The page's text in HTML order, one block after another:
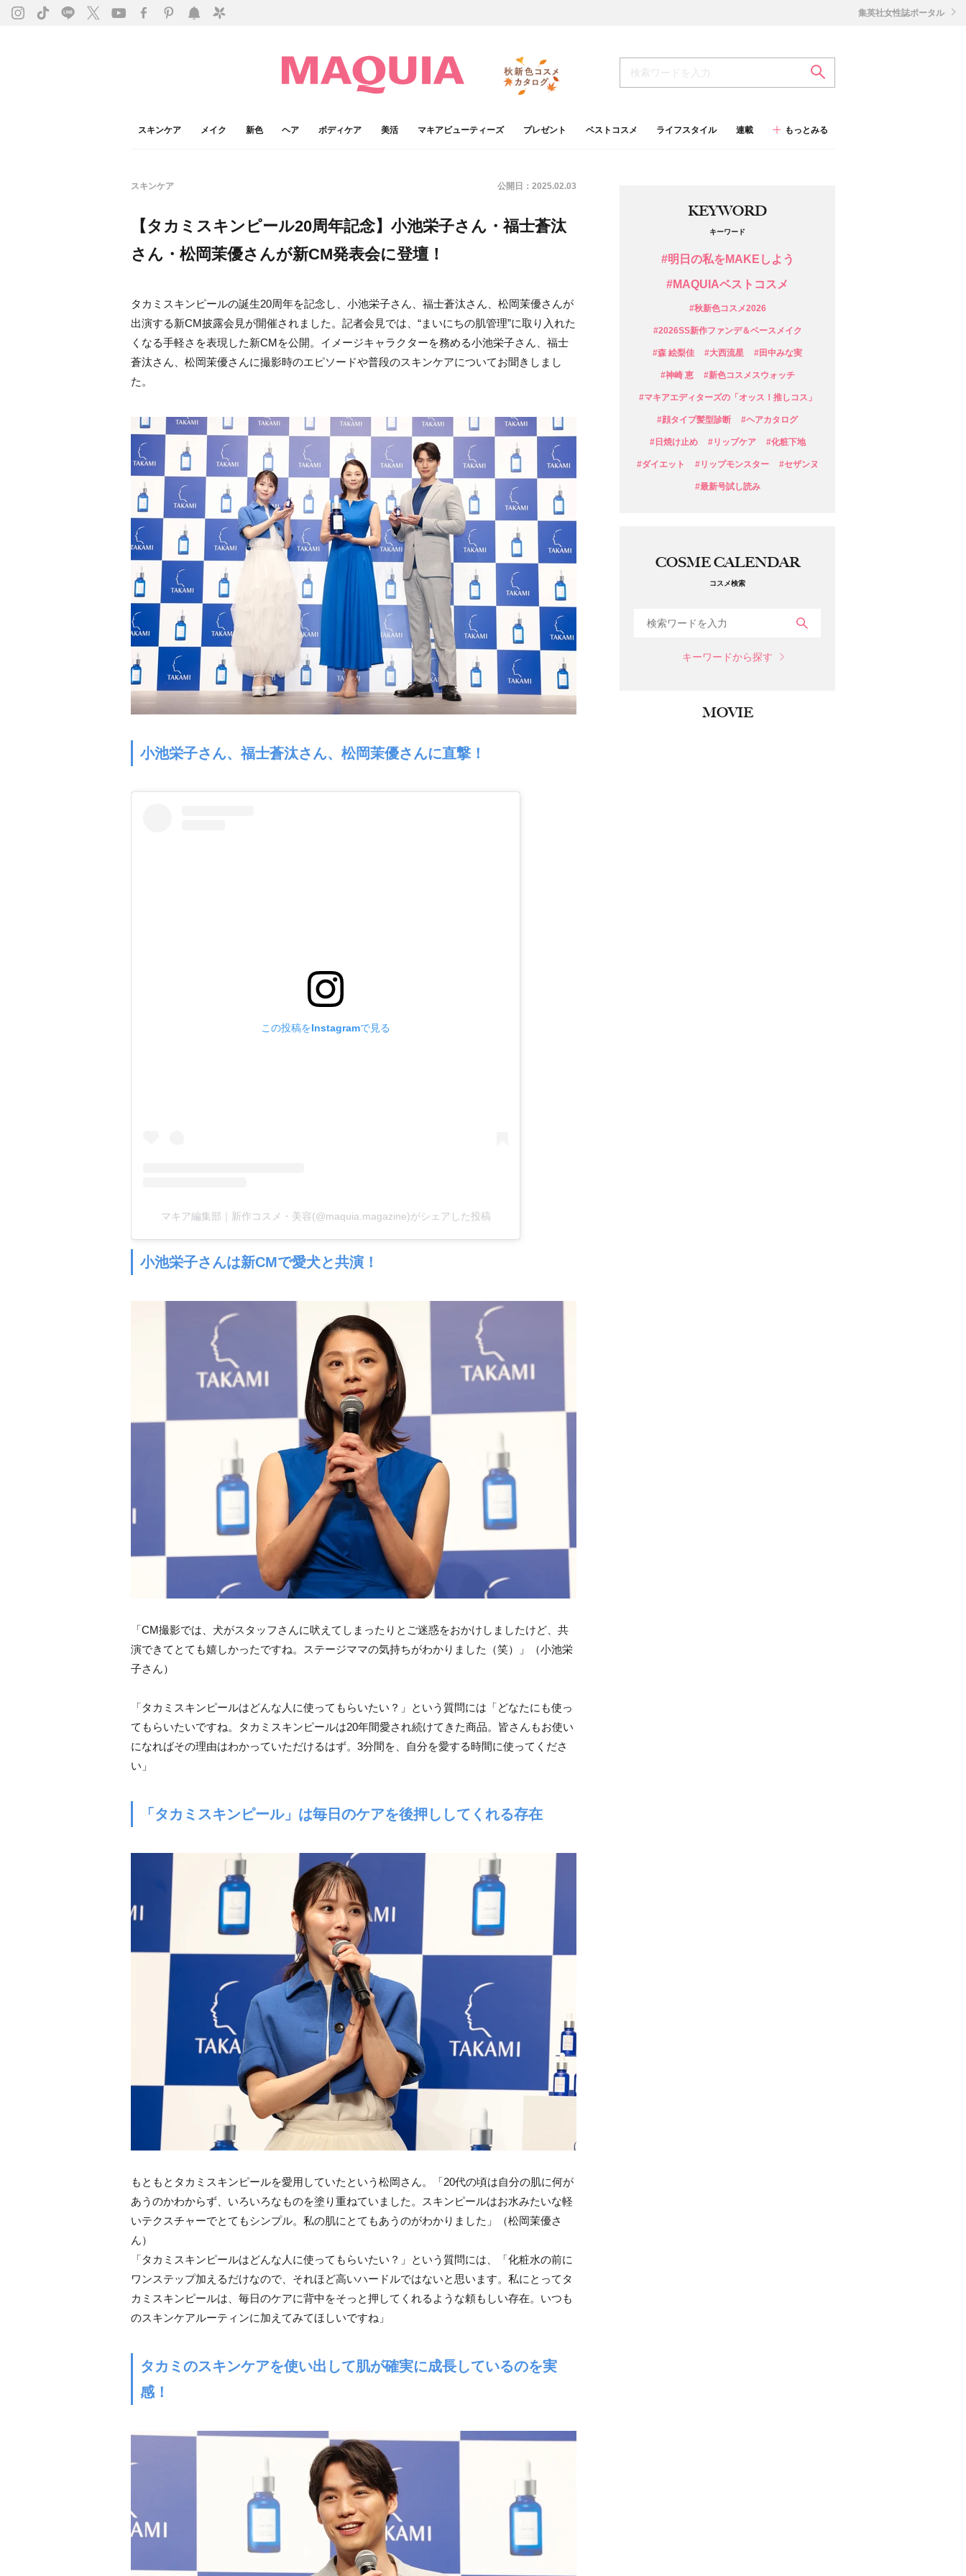
スキンケア メイク 新色 ヘア ボディケア 美活 マキアビューティーズ プレゼント ベストコスメ ライフスタイル 連載 もっとみる
集英社女性誌ポータル
スキンケア 公開日： 2025.02.03
【タカミスキンピール20周年記念】小池栄子さん・福士蒼汰
さん・松岡茉優さんが新CM発表会に登壇！
タカミスキンピールの誕生20周年を記念し、小池栄子さん、福士蒼汰さん、松岡茉優さんが
出演する新CM披露会見が開催されました。記者会見では、“まいにちの肌管理”に取り入れた
くなる手軽さを表現した新CMを公開。イメージキャラクターを務める小池栄子さん、福士
蒼汰さん、松岡茉優さんに撮影時のエピソードや普段のスキンケアについてお聞きしまし
た。
小池栄子さん、福士蒼汰さん、松岡茉優さんに直撃！
この投稿をInstagramで見る
マキア編集部｜新作コスメ・美容(@maquia.magazine)がシェアした投稿
小池栄子さんは新CMで愛犬と共演！
「CM撮影では、犬がスタッフさんに吠えてしまったりとご迷惑をおかけしましたけど、共
演できてとても嬉しかったですね。ステージママの気持ちがわかりました（笑）」（小池栄
子さん）
「タカミスキンピールはどんな人に使ってもらいたい？」という質問には「どなたにも使っ
てもらいたいですね。タカミスキンピールは20年間愛され続けてきた商品。皆さんもお使い
になればその理由はわかっていただけるはず。3分間を、自分を愛する時間に使ってくださ
い」
「タカミスキンピール」は毎日のケアを後押ししてくれる存在
もともとタカミスキンピールを愛用していたという松岡さん。「20代の頃は自分の肌に何が
あうのかわからず、いろいろなものを塗り重ねていました。スキンピールはお水みたいな軽
いテクスチャーでとてもシンプル。私の肌にとてもあうのがわかりました」（松岡茉優さ
ん）
「タカミスキンピールはどんな人に使ってもらいたい？」という質問には、「化粧水の前に
ワンステップ加えるだけなので、それほど高いハードルではないと思います。私にとってタ
カミスキンピールは、毎日のケアに背中をそっと押してくれるような頼もしい存在。いつも
のスキンケアルーティンに加えてみてほしいですね」
タカミのスキンケアを使い出して肌が確実に成長しているのを実
感！
KEYWORD
キーワード
#明日の私をMAKEしよう
#MAQUIAベストコスメ
#秋新色コスメ2026
#2026SS新作ファンデ＆ベースメイク
#森 絵梨佳 #大西流星 #田中みな実
#神崎 恵 #新色コスメスウォッチ
#マキアエディターズの「オッス！推しコス」
#顔タイプ髪型診断 #ヘアカタログ
#日焼け止め #リップケア #化粧下地
#ダイエット #リップモンスター #セザンヌ
#最新号試し読み
COSME CALENDAR
コスメ検索
キーワードから探す
MOVIE